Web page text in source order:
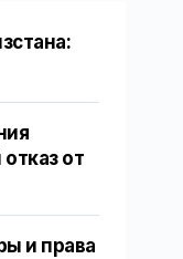
от
и права